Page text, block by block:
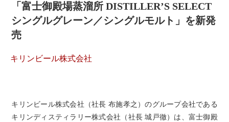
「富士御殿場蒸溜所 DISTILLER’S SELECT
シングルグレーン／シングルモルト」を新発
売
キリンビール株式会社
キリンビール株式会社（社長 布施孝之）のグループ会社である
キリンディスティラリー株式会社（社長 城戸徹）は、富士御殿